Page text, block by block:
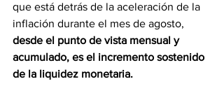
que está detrás de la aceleración de la
inflación durante el mes de agosto,
desde el punto de vista mensual y
acumulado, es el incremento sostenido
de la liquidez monetaria.